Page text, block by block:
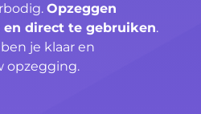
Opzeggen
direct te gebruiken.
je klaar en
opzegging.